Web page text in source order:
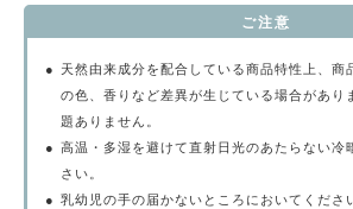
ご注意
●
天然由来成分を配合している商品特性上、商
の色、香りなど差異が生じている場合があり
題ありません。
● 高温・多湿を避けて直射日光のあたらない冷
さい。
● 乳幼児の手の届かないところにおいてくださ